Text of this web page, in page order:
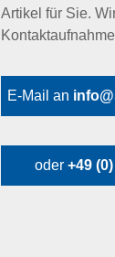
Artikel für Sie.
E-Mail an
oder +49